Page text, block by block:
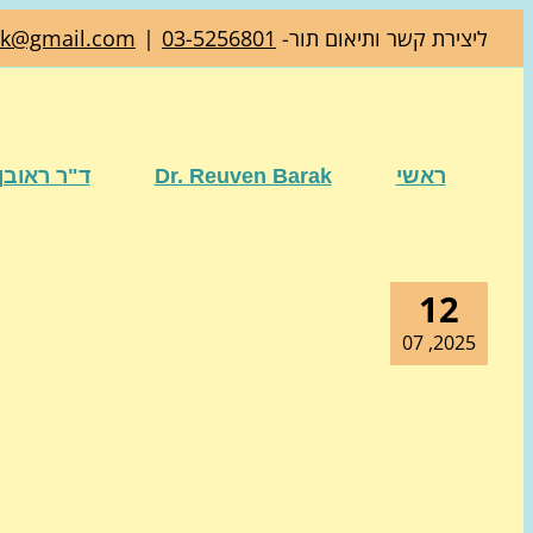
ליצירת קשר ותיאום תור- 03-5256801
|
ראשי Dr. Reuven Barak ד"ר
12
2025, 07